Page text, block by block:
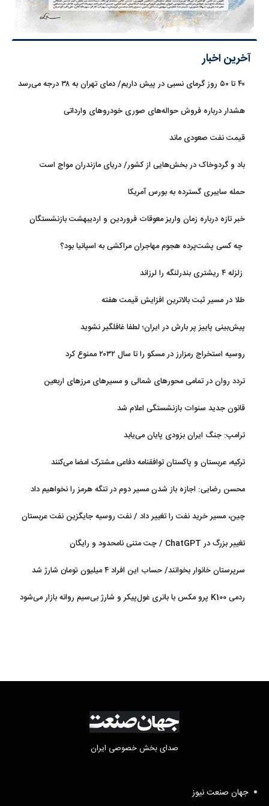
آخرین اخبار
۴۰ تا ۵۰ روز گرمای نسبی در پیش داریم/ دمای تهران به ۳۸ درجه می‌رسد
هشدار درباره فروش حواله‌های صوری خودروهای وارداتی
قیمت نفت صعودی ماند
باد و گردوخاک در بخش‌هایی از کشور/ دریای مازندران مواج است
حمله سایبری گسترده به بورس آمریکا
خبر تازه درباره زمان واریز معوقات فروردین و اردیبهشت بازنشستگان
چه کسی پشت‌پرده هجوم مهاجران مراکشی به اسپانیا بود؟
زلزله ۴ ریشتری بندرلنگه را لرزاند
طلا در مسیر ثبت بالاترین افزایش قیمت هفته
پیش‌بینی پاییز پر بارش در ایران؛ لطفا غافلگیر نشوید
روسیه استخراج رمزارز در مسکو را تا سال ۲۰۳۲ ممنوع کرد
تردد روان در تمامی محورهای شمالی و مسیرهای مرزهای اربعین
قانون جدید سنوات بازنشستگی اعلام شد
ترامپ: جنگ ایران بزودی پایان می‌یابد
ترکیه، عربستان و پاکستان توافقنامه دفاعی مشترک امضا می‌کنند
محسن رضایی: اجازه باز شدن مسیر دوم در تنگه هرمز را نخواهیم داد
چین، مسیر خرید نفت را تغییر داد / نفت روسیه جایگزین نفت عربستان
تغییر بزرگ در ChatGPT / چت متنی نامحدود و رایگان
سرپرستان خانوار بخوانند/ حساب این افراد ۴ میلیون تومان شارژ شد
ردمی K100 پرو مکس با باتری غول‌پیکر و شارژ بی‌سیم روانه بازار می‌شود
صدای بخش خصوصی ایران
جهان صنعت نیوز